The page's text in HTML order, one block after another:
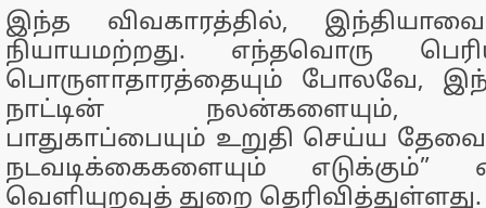
இந்த விவகாரத்தில், இந்தியாவை
நியாயமற்றது. எந்தவொரு
பொருளாதாரத்தையும் போலவே,
நாட்டின் நலன்களையும்,
பாதுகாப்பையும் உறுதி செய்ய
நடவடிக்கைகளையும்
வெளியுறவுத் துறை தெரிவித்துள்ளது.